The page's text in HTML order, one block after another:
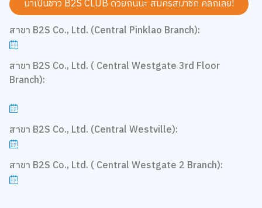
มาเป็นชาว B2S CLUB ด้วยกันนะ สมัครสมาชิก คลิกเลย!
สาขา B2S Co., Ltd. (Central Pinklao Branch):
สาขา B2S Co., Ltd. ( Central Westgate 3rd Floor
Branch):
สาขา B2S Co., Ltd. (Central Westville):
สาขา B2S Co., Ltd. ( Central Westgate 2 Branch):